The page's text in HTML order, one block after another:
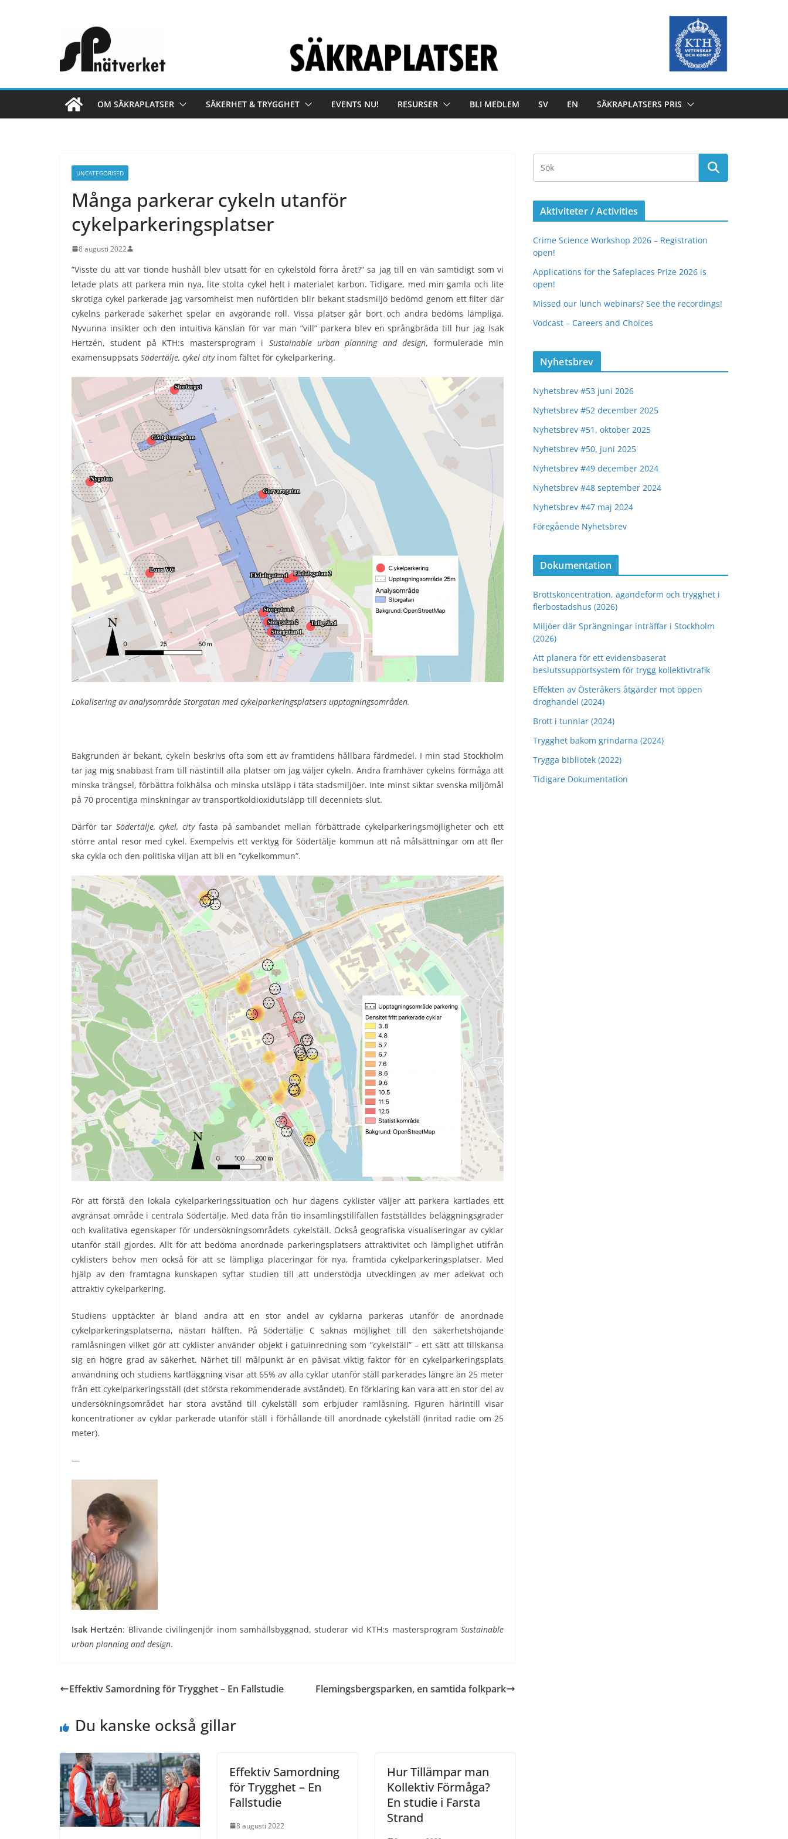
OM SÄKRAPLATSER SÄKERHET & TRYGGHET EVENTS NU! RESURSER BLI MEDLEM SV EN SÄKRAPLATSERS PRIS
UNCATEGORISED
Många parkerar cykeln utanför
cykelparkeringsplatser
8 augusti 2022
”Visste du att var tionde hushåll blev utsatt för en cykelstöld förra året?” sa jag till en vän samtidigt som vi
letade plats att parkera min nya, lite stolta cykel helt i materialet karbon. Tidigare, med min gamla och lite
skrotiga cykel parkerade jag varsomhelst men nuförtiden blir bekant stadsmiljö bedömd genom ett filter där
cykelns parkerade säkerhet spelar en avgörande roll. Vissa platser går bort och andra bedöms lämpliga.
Nyvunna insikter och den intuitiva känslan för var man ”vill” parkera blev en språngbräda till hur jag Isak
Hertzén, student på KTH:s mastersprogram i Sustainable urban planning and design, formulerade min
examensuppsats Södertälje, cykel cityinom fältet för cykelparkering.
Lokalisering av analysområde Storgatan med cykelparkeringsplatsers upptagningsområden.
Bakgrunden är bekant, cykeln beskrivs ofta som ett av framtidens hållbara färdmedel. I min stad Stockholm
tar jag mig snabbast fram till nästintill alla platser om jag väljer cykeln. Andra framhäver cykelns förmåga att
minska trängsel, förbättra folkhälsa och minska utsläpp i täta stadsmiljöer. Inte minst siktar svenska miljömål
på 70 procentiga minskningar av transportkoldioxidutsläpp till decenniets slut.
Därför tar Södertälje, cykel, cityfasta på sambandet mellan förbättrade cykelparkeringsmöjligheter och ett
större antal resor med cykel. Exempelvis ett verktyg för Södertälje kommun att nå målsättningar om att fler
ska cykla och den politiska viljan att bli en ”cykelkommun”.
För att förstå den lokala cykelparkeringssituation och hur dagens cyklister väljer att parkera kartlades ett
avgränsat område i centrala Södertälje. Med data från tio insamlingstillfällen fastställdes beläggningsgrader
och kvalitativa egenskaper för undersökningsområdets cykelställ. Också geografiska visualiseringar av cyklar
utanför ställ gjordes. Allt för att bedöma anordnade parkeringsplatsers attraktivitet och lämplighet utifrån
cyklisters behov men också för att se lämpliga placeringar för nya, framtida cykelparkeringsplatser. Med
hjälp av den framtagna kunskapen syftar studien till att understödja utvecklingen av mer adekvat och
attraktiv cykelparkering.
Studiens upptäckter är bland andra att en stor andel av cyklarna parkeras utanför de anordnade
cykelparkeringsplatserna, nästan hälften. På Södertälje C saknas möjlighet till den säkerhetshöjande
ramlåsningen vilket gör att cyklister använder objekt i gatuinredning som ”cykelställ” – ett sätt att tillskansa
sig en högre grad av säkerhet. Närhet till målpunkt är en påvisat viktig faktor för en cykelparkeringsplats
användning och studiens kartläggning visar att 65% av alla cyklar utanför ställ parkerades längre än 25 meter
från ett cykelparkeringsställ (det största rekommenderade avståndet). En förklaring kan vara att en stor del av
undersökningsområdet har stora avstånd till cykelställ som erbjuder ramlåsning. Figuren härintill visar
koncentrationer av cyklar parkerade utanför ställ i förhållande till anordnade cykelställ (inritad radie om 25
meter).
—
Isak Hertzén: Blivande civilingenjör inom samhällsbyggnad, studerar vid KTH:s mastersprogramSustainable
urban planning and design.
Effektiv Samordning för Trygghet – En Fallstudie Flemingsbergsparken, en samtida folkpark
Du kanske också gillar
Effektiv Samordning
för Trygghet – En
Fallstudie
8 augusti 2022
Hur Tillämpar man
Kollektiv Förmåga?
En studie i Farsta
Strand
Aktiviteter / Activities
Crime Science Workshop 2026 – Registration
open!
Applications for the Safeplaces Prize 2026 is
open!
Missed our lunch webinars? See the recordings!
Vodcast – Careers and Choices
Nyhetsbrev
Nyhetsbrev #53 juni 2026
Nyhetsbrev #52 december 2025
Nyhetsbrev #51, oktober 2025
Nyhetsbrev #50, juni 2025
Nyhetsbrev #49 december 2024
Nyhetsbrev #48 september 2024
Nyhetsbrev #47 maj 2024
Föregående Nyhetsbrev
Dokumentation
Brottskoncentration, ägandeform och trygghet i
flerbostadshus (2026)
Miljöer där Sprängningar inträffar i Stockholm
(2026)
Att planera för ett evidensbaserat
beslutssupportsystem för trygg kollektivtrafik
Effekten av Österåkers åtgärder mot öppen
droghandel (2024)
Brott i tunnlar (2024)
Trygghet bakom grindarna (2024)
Trygga bibliotek (2022)
Tidigare Dokumentation